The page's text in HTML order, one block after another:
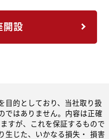
開設
目的としており、当社取り扱
ではありません。内容は正確
すが、これを保証するもので
生じた、いかなる損失・ 損害